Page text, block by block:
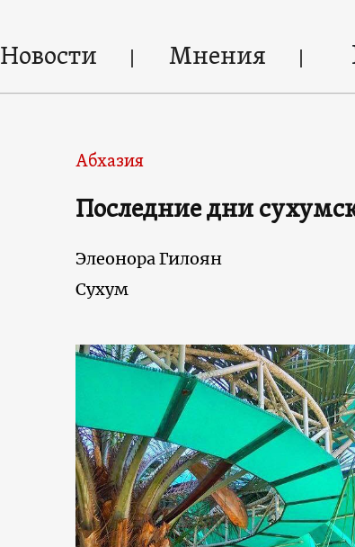
Новости Мнения
Абхазия
Последние дни
Элеонора Гилоян
Сухум